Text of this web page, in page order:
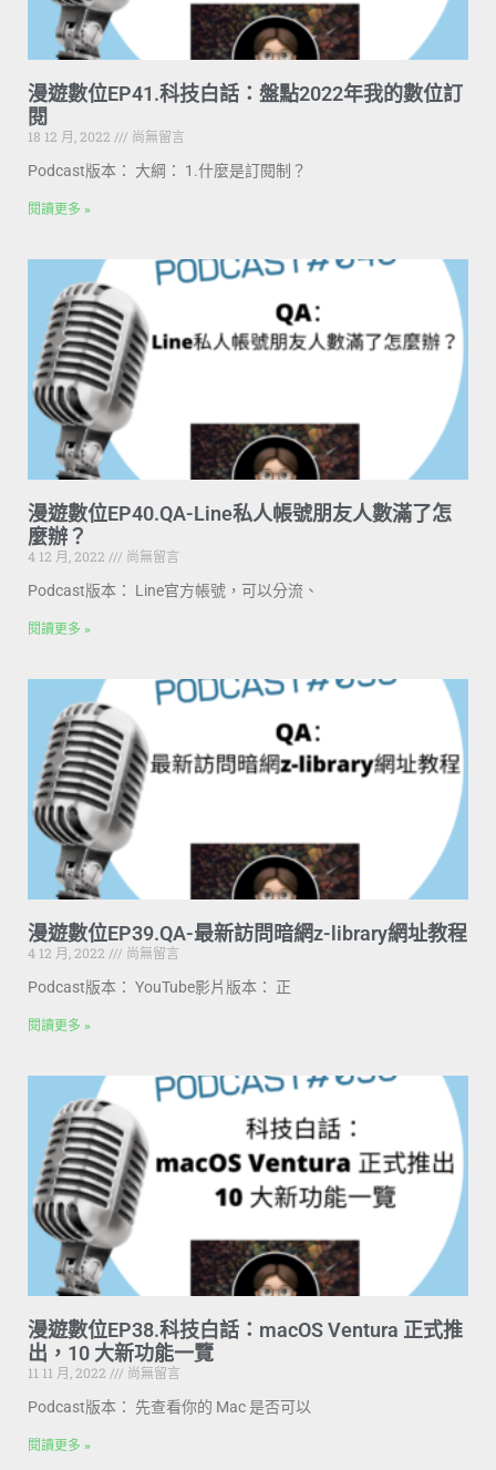
漫遊數位EP41.科技白話：盤點2022年我的數位訂
閱
18 12 月, 2022
尚無留言
Podcast版本： 大綱： 1.什麼是訂閱制？
閱讀更多 »
漫遊數位EP40.QA-Line私人帳號朋友人數滿了怎
麼辦？
4 12 月, 2022
尚無留言
Podcast版本： Line官方帳號，可以分流、
閱讀更多 »
漫遊數位EP39.QA-最新訪問暗網z-library網址教程
4 12 月, 2022
尚無留言
Podcast版本： YouTube影片版本： 正
閱讀更多 »
漫遊數位EP38.科技白話：macOS Ventura 正式推
出，10 大新功能一覽
11 11 月, 2022
尚無留言
Podcast版本： 先查看你的 Mac 是否可以
閱讀更多 »